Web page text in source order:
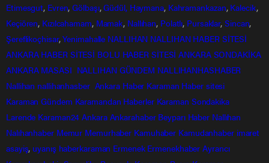
Etimesgut, Evren,Gölbaşı,Güdül, Haymana, Kahramankazan, Kalecik,
Keçiören, Kızılcahamam, Mamak, Nallıhan, Polatlı, Pursaklar,Sincan,
Şereflikoçhisar,Yenimahalle NALLIHAN NALLIHAN HABER SİTESİ
ANKARA HABER SİTESİ BOLU HABER SİTESİ ANKARA SONDAKİKA
ANKARA MASASI NALLIHAN GÜNDEM NALLIHANHASHABER
Nallihan nallihanhasber Ankara Haber Karaman Haber sitesi
Karaman Gündem Karamandan Haberler Karaman Sondakika
Larende Karaman24 Ankara Ankarahaber Beyparı Haber Nallıhan
Nalıhanhaber Memur Memurhaber Kamuhaber Kamudanhaber imaret
asayiş, uyanış haberkaraman Ermenek Ermenekhaber Ayrancı